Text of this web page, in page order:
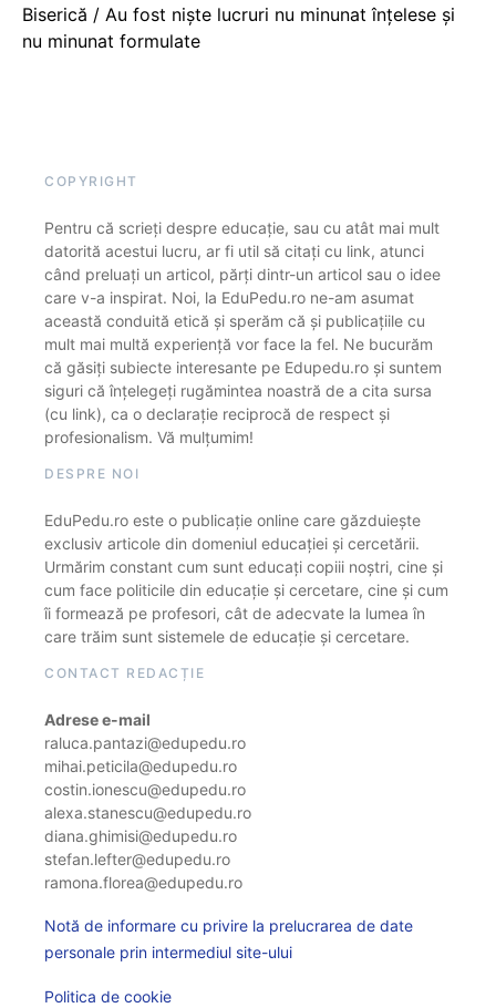
Biserică / Au fost niște lucruri nu minunat înțelese și
nu minunat formulate
COPYRIGHT
Pentru că scrieți despre educație, sau cu atât mai mult
datorită acestui lucru, ar fi util să citați cu link, atunci
când preluați un articol, părți dintr-un articol sau o idee
care v-a inspirat. Noi, la EduPedu.ro ne-am asumat
această conduită etică și sperăm că și publicațiile cu
mult mai multă experiență vor face la fel. Ne bucurăm
că găsiți subiecte interesante pe Edupedu.ro și suntem
siguri că înțelegeți rugămintea noastră de a cita sursa
(cu link), ca o declarație reciprocă de respect și
profesionalism. Vă mulțumim!
DESPRE NOI
EduPedu.ro este o publicație online care găzduiește
exclusiv articole din domeniul educației și cercetării.
Urmărim constant cum sunt educați copiii noștri, cine și
cum face politicile din educație și cercetare, cine și cum
îi formează pe profesori, cât de adecvate la lumea în
care trăim sunt sistemele de educație și cercetare.
CONTACT REDACȚIE
Adrese e-mail
raluca.pantazi@edupedu.ro
mihai.peticila@edupedu.ro
costin.ionescu@edupedu.ro
alexa.stanescu@edupedu.ro
diana.ghimisi@edupedu.ro
stefan.lefter@edupedu.ro
ramona.florea@edupedu.ro
Notă de informare cu privire la prelucrarea de date
personale prin intermediul site-ului
Politica de cookie